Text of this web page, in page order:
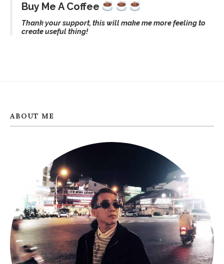
Buy Me A Coffee
Thank your support, this will make me more feeling to
create useful thing!
ABOUT ME